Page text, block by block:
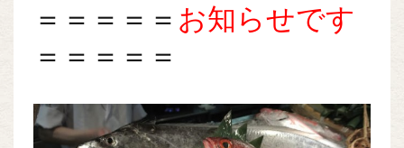
＝＝＝＝＝ お知らせです
＝＝＝＝＝